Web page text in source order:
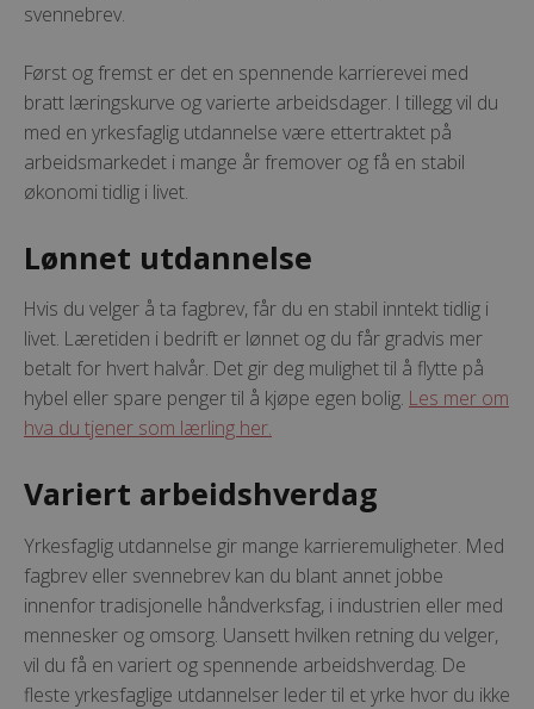
svennebrev.
Først og fremst er det en spennende karrierevei med
bratt læringskurve og varierte arbeidsdager. I tillegg vil du
med en yrkesfaglig utdannelse være ettertraktet på
arbeidsmarkedet i mange år fremover og få en stabil
økonomi tidlig i livet.
Lønnet utdannelse
Hvis du velger å ta fagbrev, får du en stabil inntekt tidlig i
livet. Læretiden i bedrift er lønnet og du får gradvis mer
betalt for hvert halvår. Det gir deg mulighet til å flytte på
hybel eller spare penger til å kjøpe egen bolig. Les mer om
hva du tjener som lærling her.
Variert arbeidshverdag
Yrkesfaglig utdannelse gir mange karrieremuligheter. Med
fagbrev eller svennebrev kan du blant annet jobbe
innenfor tradisjonelle håndverksfag, i industrien eller med
mennesker og omsorg. Uansett hvilken retning du velger,
vil du få en variert og spennende arbeidshverdag. De
fleste yrkesfaglige utdannelser leder til et yrke hvor du ikke